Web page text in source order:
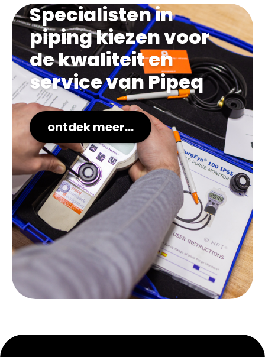
Specialisten in
piping kiezen voor
de kwaliteit en
service van Pipeq
ontdek meer...